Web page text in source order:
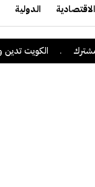
الاقتصادية الدولية
. الكويت تدين